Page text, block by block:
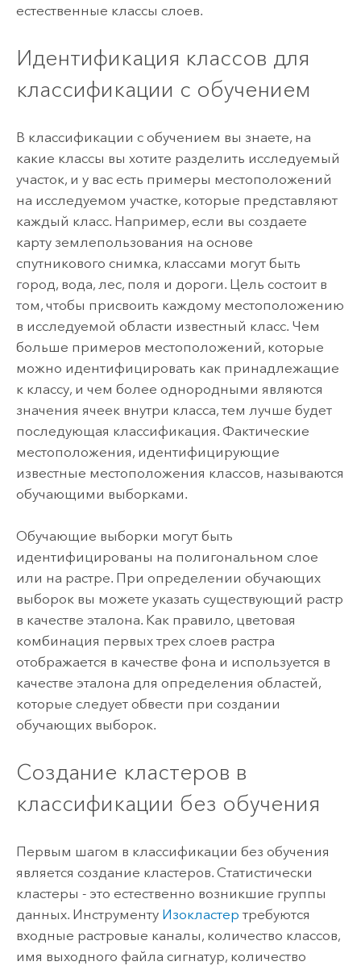
естественные классы слоев.
Идентификация классов для
классификации с обучением
В классификации с обучением вы знаете, на
какие классы вы хотите разделить исследуемый
участок, и у вас есть примеры местоположений
на исследуемом участке, которые представляют
каждый класс. Например, если вы создаете
карту землепользования на основе
спутникового снимка, классами могут быть
город, вода, лес, поля и дороги. Цель состоит в
том, чтобы присвоить каждому местоположению
в исследуемой области известный класс. Чем
больше примеров местоположений, которые
можно идентифицировать как принадлежащие
к классу, и чем более однородными являются
значения ячеек внутри класса, тем лучше будет
последующая классификация. Фактические
местоположения, идентифицирующие
известные местоположения классов, называются
обучающими выборками.
Обучающие выборки могут быть
идентифицированы на полигональном слое
или на растре. При определении обучающих
выборок вы можете указать существующий растр
в качестве эталона. Как правило, цветовая
комбинация первых трех слоев растра
отображается в качестве фона и используется в
качестве эталона для определения областей,
которые следует обвести при создании
обучающих выборок.
Создание кластеров в
классификации без обучения
Первым шагом в классификации без обучения
является создание кластеров. Статистически
кластеры - это естественно возникшие группы
данных. Инструменту Изокластер требуются
входные растровые каналы, количество классов,
имя выходного файла сигнатур, количество